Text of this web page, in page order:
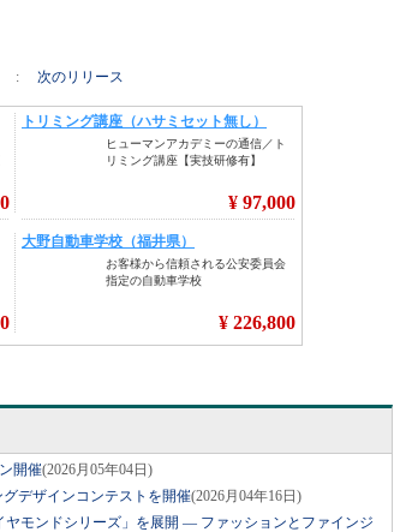
: 次のリリース
開催(2026月05年04日)
デザインコンテストを開催(2026月04年16日)
ヤモンドシリーズ」を展開 ― ファッションとファインジ